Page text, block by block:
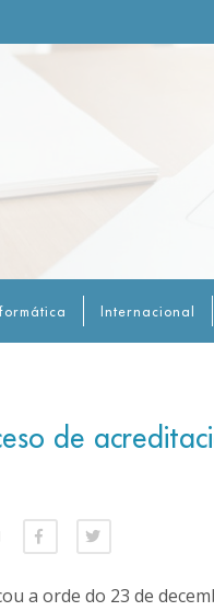
Internacional
de
a orde do 23 de